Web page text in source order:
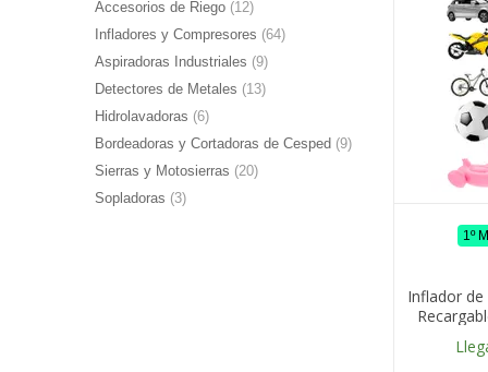
Accesorios de Riego (12)
Infladores y Compresores (64)
Aspiradoras Industriales (9)
Detectores de Metales (13)
Hidrolavadoras (6)
Bordeadoras y Cortadoras de Cesped (9)
Sierras y Motosierras (20)
Sopladoras (3)
1º
Inflador